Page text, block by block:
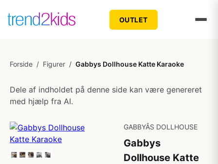
OUTLET
Forside / Figurer / Gabbys Dollhouse Katte Karaoke
Dele af indholdet på denne side kan være genereret
med hjælp fra AI.
GABBYÂS DOLLHOUSE
Gabbys
Dollhouse Katte